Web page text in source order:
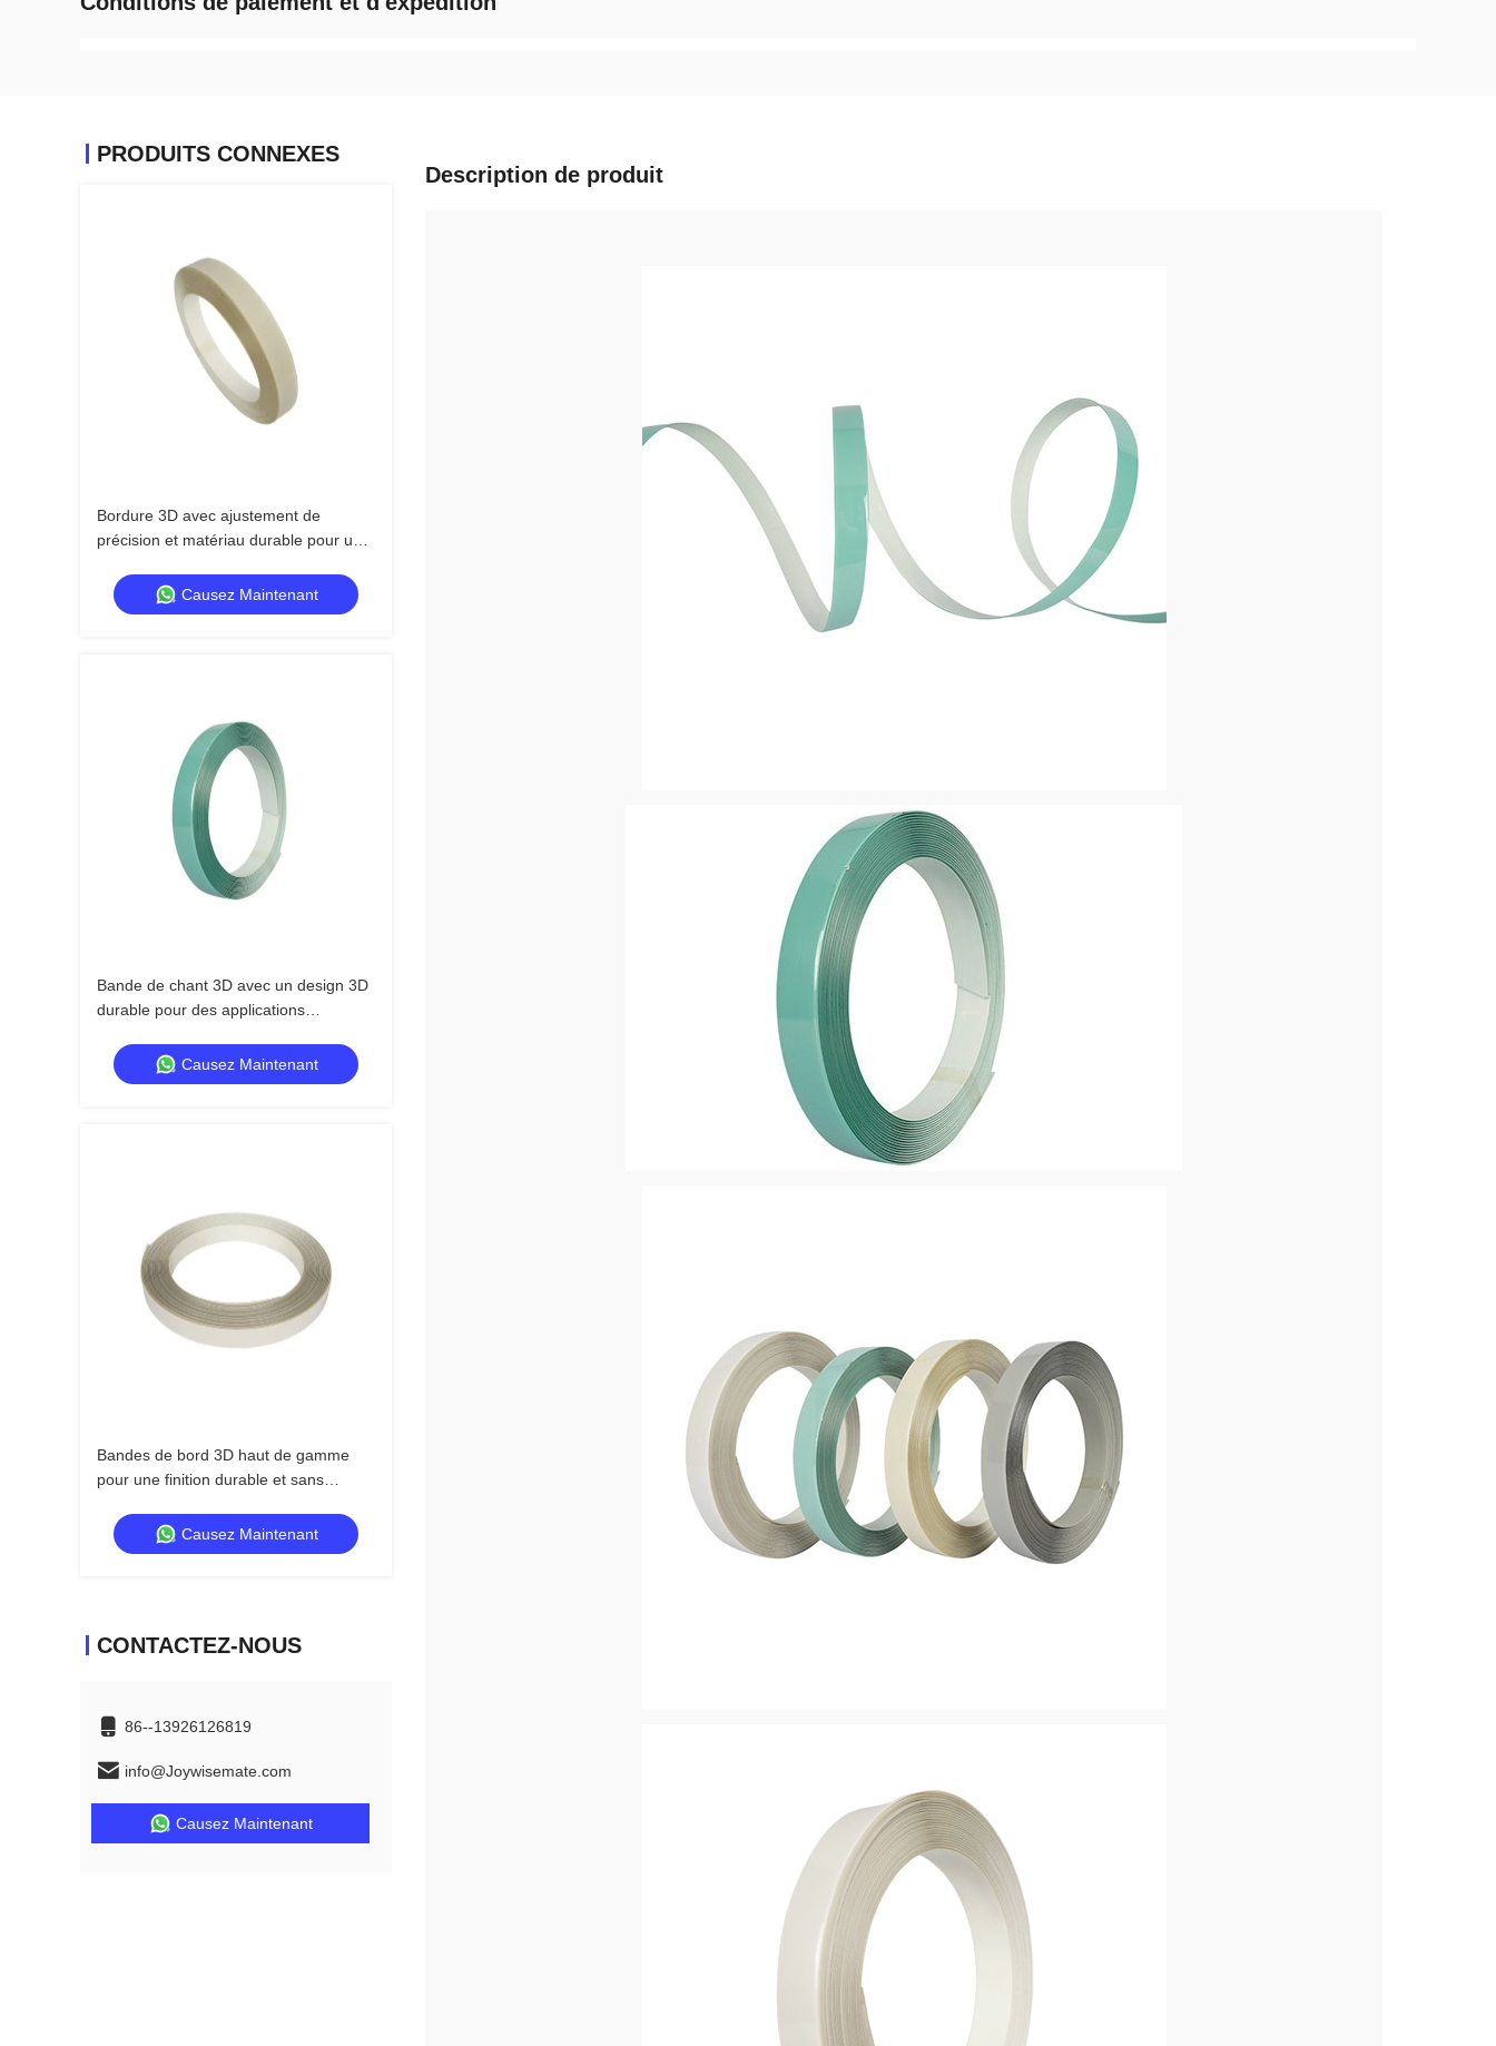
PRODUITS CONNEXES
Bordure 3D avec ajustement de
précision et matériau durable pour un
Causez Maintenant
Bande de chant 3D avec un design 3D
durable pour des applications
armoires
Causez Maintenant
Bandes de bord 3D haut de gamme
pour une finition durable et sans
Causez Maintenant
CONTACTEZ-NOUS
86--13926126819
info@Joywisemate.com
Causez Maintenant
Description de produit